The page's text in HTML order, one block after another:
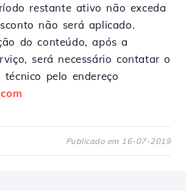
restante ativo não exceda
não será aplicado.
do conteúdo, após a
será necessário contatar o
pelo endereço
Publicado em 16-07-2019